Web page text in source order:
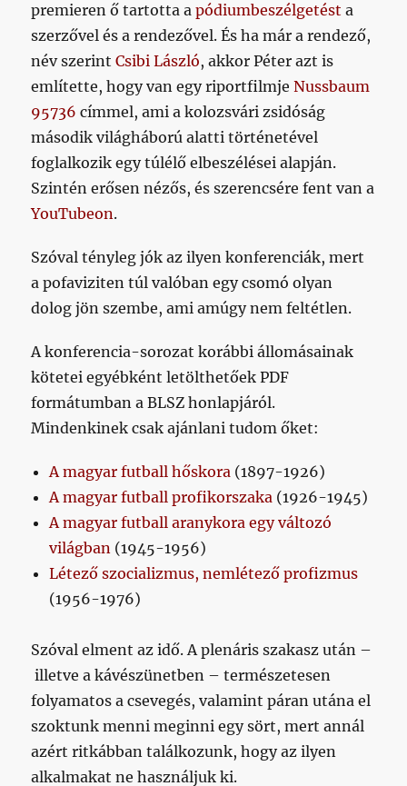
premieren ő tartotta apódiumbeszélgetést a
szerzővel és a rendezővel. És ha már a rendező,
név szerintCsibi László, akkor Péter azt is
említette, hogy van egy riportfilmjeNussbaum
95736 címmel, ami a kolozsvári zsidóság
második világháború alatti történetével
foglalkozik egy túlélő elbeszélései alapján.
Szintén erősen nézős, és szerencsére fent van a
YouTubeon.
Szóval tényleg jók az ilyen konferenciák, mert
a pofaviziten túl valóban egy csomó olyan
dolog jön szembe, ami amúgy nem feltétlen.
A konferencia-sorozat korábbi állomásainak
kötetei egyébként letölthetőek PDF
formátumban a BLSZ honlapjáról.
Mindenkinek csak ajánlani tudom őket:
A magyar futball hőskora (1897-1926)
A magyar futball profikorszaka (1926-1945)
A magyar futball aranykora egy változó
világban (1945-1956)
Létező szocializmus, nemlétező profizmus
(1956-1976)
Szóval elment az idő. A plenáris szakasz után –
illetve a kávészünetben – természetesen
folyamatos a csevegés, valamint páran utána el
szoktunk menni meginni egy sört, mert annál
azért ritkábban találkozunk, hogy az ilyen
alkalmakat ne használjuk ki.